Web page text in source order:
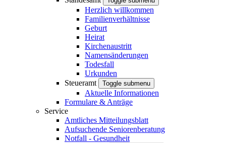
Herzlich willkommen
Familienverhältnisse
Geburt
Heirat
Kirchenaustritt
Namensänderungen
Todesfall
Urkunden
Steueramt
Toggle submenu
Aktuelle Informationen
Formulare & Anträge
Service
Amtliches Mitteilungsblatt
Aufsuchende Seniorenberatung
Notfall - Gesundheit